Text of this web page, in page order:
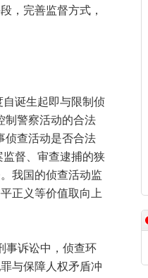
，完善监督方式，
诞生起即与限制侦
制警察活动的合法
侦查活动是否合法
督、审查逮捕的狭
我国的侦查活动监
正义等价值取向上
事诉讼中，侦查环
与保障人权矛盾冲